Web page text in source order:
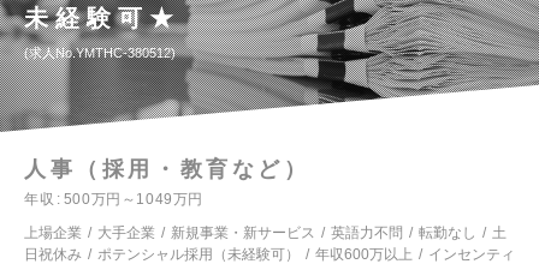
未経験可★
求人No.YMTHC-380512
人事（採用・教育など）
年収
500万円～1049万円
上場企業
大手企業 新規事業・新サービス 英語力不問 転勤なし
土
日祝休み
ポテンシャル採用（未経験可） 年収600万以上
インセンティ